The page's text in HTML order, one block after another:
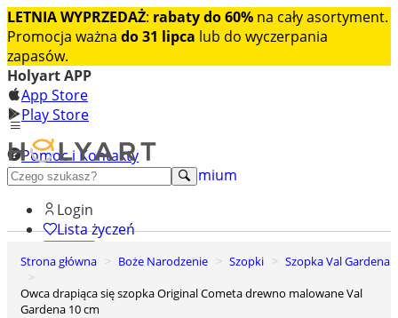
LETNIA WYPRZEDAŻ: rabaty do 60% na cały asortyment.
Promocja ważna do 31 lipca lub do wyczerpania
zapasów.
Holyart APP
App Store
Play Store
Pomoc i Kontakty
+48 222 922 860
Odkryj premium
Login
Lista życzeń
0
Strona główna Boże Narodzenie Szopki
Szopka Val Gardena
Owca drapiąca się szopka Original Cometa drewno malowane Val
Gardena 10 cm